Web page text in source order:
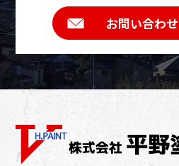
お問い合わ